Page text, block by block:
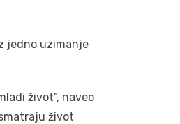
jedno uzimanje
život”, naveo
život